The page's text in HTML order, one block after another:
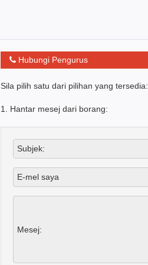
Hubungi Pengurus
Sila pilih satu dari pilihan yang tersedia:
1. Hantar mesej dari borang:
Subjek:
E-mel saya
Mesej: